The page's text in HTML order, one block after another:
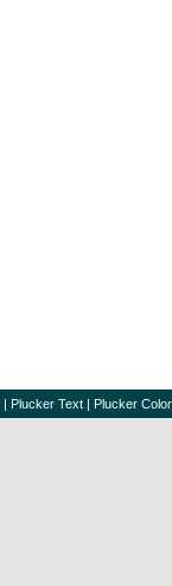
| Plucker Text | Plucker Color